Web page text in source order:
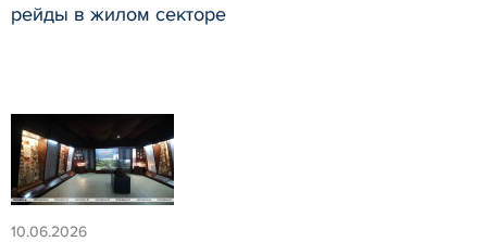
рейды в жилом секторе
10.06.2026